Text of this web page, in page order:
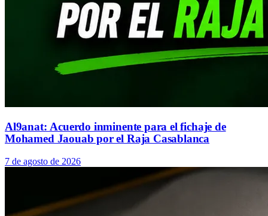
Al9anat: Acuerdo inminente para el fichaje de
Mohamed Jaouab por el Raja Casablanca
7 de agosto de 2026